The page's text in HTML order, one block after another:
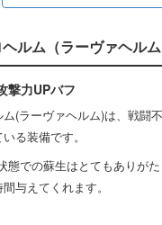
ルム（ラーヴァヘル
撃力UPバフ
ム(ラーヴァヘルム)は、戦闘
る装備です。
態での蘇生はとてもありが
与えてくれます。